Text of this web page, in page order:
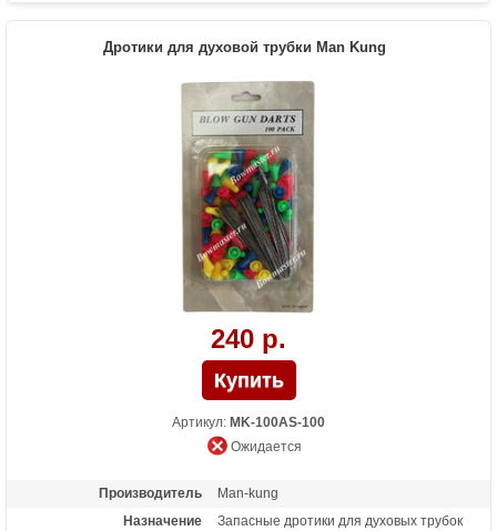
Дротики для духовой трубки Man Kung
240 р.
Артикул: MK-100AS-100
Ожидается
Производитель
Man-kung
Назначение
Запасные дротики для духовых трубок